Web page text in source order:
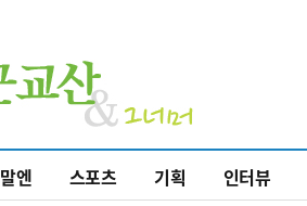
엔 스포츠 기획 인터뷰